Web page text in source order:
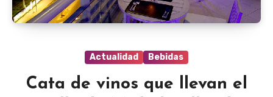
Actualidad Bebidas
Cata de vinos que llevan el